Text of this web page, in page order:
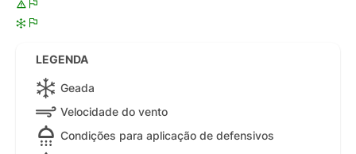
LEGENDA
Geada
Velocidade do vento
Condições para aplicação de defensivos